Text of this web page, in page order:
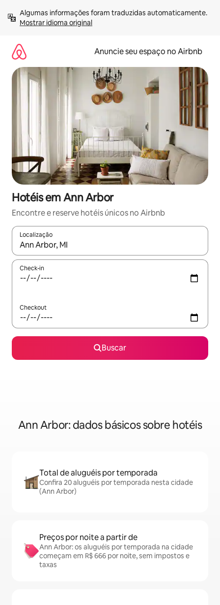
para
Mostrar idioma original
Anuncie seu espaço no Airbnb
Hotéis em Ann Arbor
Encontre e reserve hotéis únicos no Airbnb
Localização
Quando os resultados estiverem disponíveis, explore-os
Check-in
Checkout
Buscar
Ann Arbor: dados básicos sobre hotéis
Total de aluguéis por temporada
Confira 20 aluguéis por temporada nesta cidade
(Ann Arbor)
Preços por noite a partir de
Ann Arbor: os aluguéis por temporada na cidade
começam em R$ 666 por noite, sem impostos e
taxas